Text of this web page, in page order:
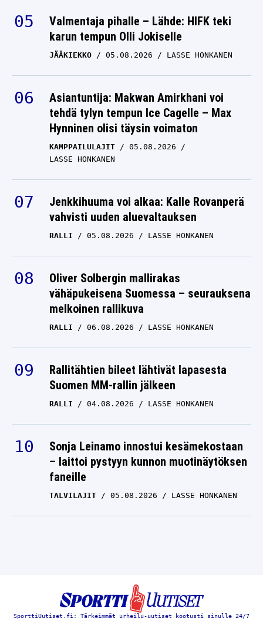
Valmentaja pihalle – Lähde: HIFK teki
karun tempun Olli Jokiselle
JÄÄKIEKKO 05.08.2026 LASSE HONKANEN
Asiantuntija: Makwan Amirkhani voi
tehdä tylyn tempun Ice Cagelle – Max
Hynninen olisi täysin voimaton
KAMPPAILULAJIT
05.08.2026
LASSE HONKANEN
Jenkkihuuma voi alkaa: Kalle Rovanperä
vahvisti uuden aluevaltauksen
RALLI 05.08.2026 LASSE HONKANEN
Oliver Solbergin mallirakas
vähäpukeisena Suomessa – seurauksena
melkoinen rallikuva
RALLI 06.08.2026 LASSE HONKANEN
Rallitähtien bileet lähtivät lapasesta
Suomen MM-rallin jälkeen
RALLI 04.08.2026 LASSE HONKANEN
Sonja Leinamo innostui kesämekostaan
– laittoi pystyyn kunnon muotinäytöksen
faneille
TALVILAJIT 05.08.2026 LASSE HONKANEN
SporttiUutiset.fi: Tärkeimmät urheilu-uutiset kootusti sinulle 24/7